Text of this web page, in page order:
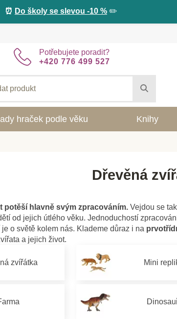
⏰ Do školy se slevou -10 % ✏️
Potřebujete poradit?
+420 776 499 527
hraček podle věku Knihy
Dřevěná
potěší hlavně svým zpracováním.Vejdou se
od jejich útlého věku. Jednoduchostí
o světě kolem nás. Klademe důraz i na
a jejich život.
zvířátka Mini